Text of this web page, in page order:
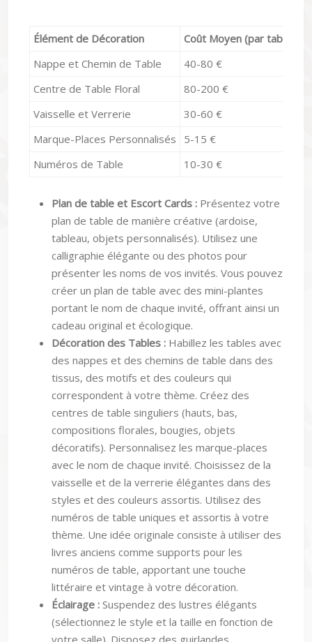
Élément de Décoration Coût Moyen (par table)
Nappe et Chemin de Table
40-80 €
Centre de Table Floral
80-200 €
Vaisselle et Verrerie
30-60 €
Marque-Places Personnalisés
5-15 €
Numéros de Table
10-30 €
Plan de table et Escort Cards : Présentez votre
plan de table de manière créative (ardoise,
tableau, objets personnalisés). Utilisez une
calligraphie élégante ou des photos pour
présenter les noms de vos invités. Vous pouvez
créer un plan de table avec des mini-plantes
portant le nom de chaque invité, offrant ainsi un
cadeau original et écologique.
Décoration des Tables : Habillez les tables avec
des nappes et des chemins de table dans des
tissus, des motifs et des couleurs qui
correspondent à votre thème. Créez des
centres de table singuliers (hauts, bas,
compositions florales, bougies, objets
décoratifs). Personnalisez les marque-places
avec le nom de chaque invité. Choisissez de la
vaisselle et de la verrerie élégantes dans des
styles et des couleurs assortis. Utilisez des
numéros de table uniques et assortis à votre
thème. Une idée originale consiste à utiliser des
livres anciens comme supports pour les
numéros de table, apportant une touche
littéraire et vintage à votre décoration.
Éclairage : Suspendez des lustres élégants
(sélectionnez le style et la taille en fonction de
votre salle). Disposez des guirlandes